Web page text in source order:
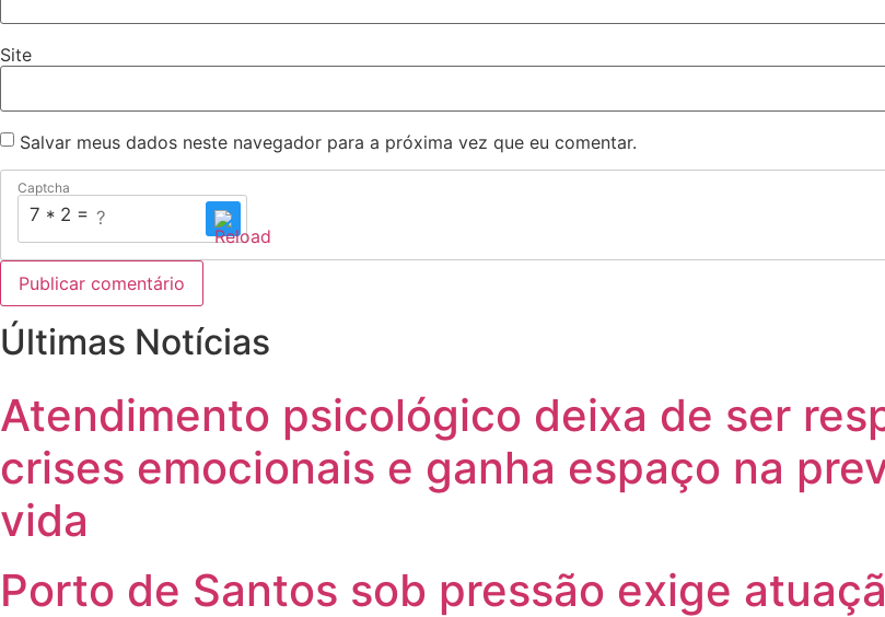
Site
Salvar meus dados neste navegador para a próxima vez que eu comentar.
Captcha
7 * 2 = ?
Últimas Notícias
Atendimento psicológico deixa de ser
crises emocionais e ganha espaço na
vida
Porto de Santos sob pressão exige